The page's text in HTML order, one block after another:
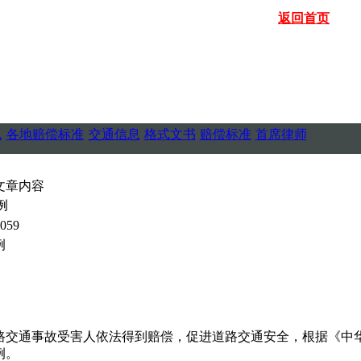
返回首页
各地赔偿标准 交通信息 格式文书 赔偿标准 首席律师
章内容
故受害人依法得到赔偿，促进道路交通安全，根据《中